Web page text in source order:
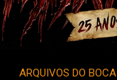
ARQUIVOS DO BOCA